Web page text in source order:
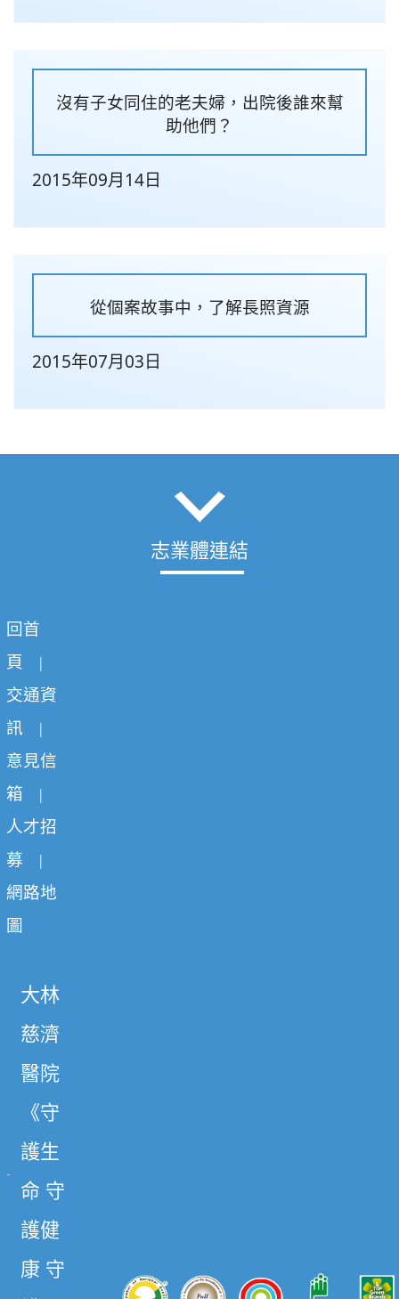
沒有子女同住的老夫婦，出院後誰來幫
助他們？
2015年09月14日
從個案故事中，了解長照資源
2015年07月03日
志業體連結
回首
頁 |
交通資
訊 |
意見信
箱 |
人才招
募 |
網路地
圖
大林
慈濟
醫院
《守
護生
命 守
護健
康 守